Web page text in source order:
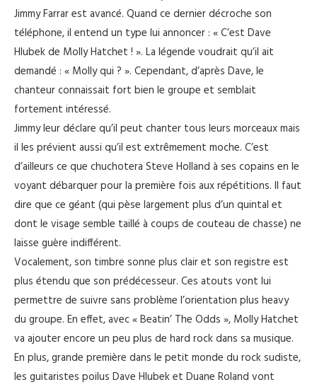
Jimmy Farrar est avancé. Quand ce dernier décroche son
téléphone, il entend un type lui annoncer : « C’est Dave
Hlubek de Molly Hatchet ! ». La légende voudrait qu’il ait
demandé : « Molly qui ? ». Cependant, d’après Dave, le
chanteur connaissait fort bien le groupe et semblait
fortement intéressé.
Jimmy leur déclare qu’il peut chanter tous leurs morceaux mais
il les prévient aussi qu’il est extrêmement moche. C’est
d’ailleurs ce que chuchotera Steve Holland à ses copains en le
voyant débarquer pour la première fois aux répétitions. Il faut
dire que ce géant (qui pèse largement plus d’un quintal et
dont le visage semble taillé à coups de couteau de chasse) ne
laisse guère indifférent.
Vocalement, son timbre sonne plus clair et son registre est
plus étendu que son prédécesseur. Ces atouts vont lui
permettre de suivre sans problème l’orientation plus heavy
du groupe. En effet, avec « Beatin’ The Odds », Molly Hatchet
va ajouter encore un peu plus de hard rock dans sa musique.
En plus, grande première dans le petit monde du rock sudiste,
les guitaristes poilus Dave Hlubek et Duane Roland vont